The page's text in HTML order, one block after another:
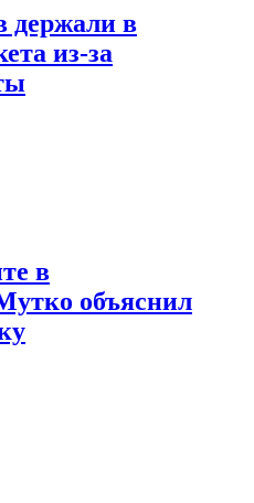
держали в
из-за
в
объяснил